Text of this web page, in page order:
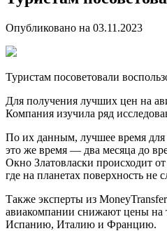
Опубликовано на 03.11.2023
Туристам посоветовали
Для получения лучших цен на
Компания изучила ряд
По их данным, лучшее время для
это же время — два месяца до
Окно Златовласки происходит
где на планетах поверхность
Также эксперты из
авиакомпании снижают цены на
Испанию, Италию и Францию.